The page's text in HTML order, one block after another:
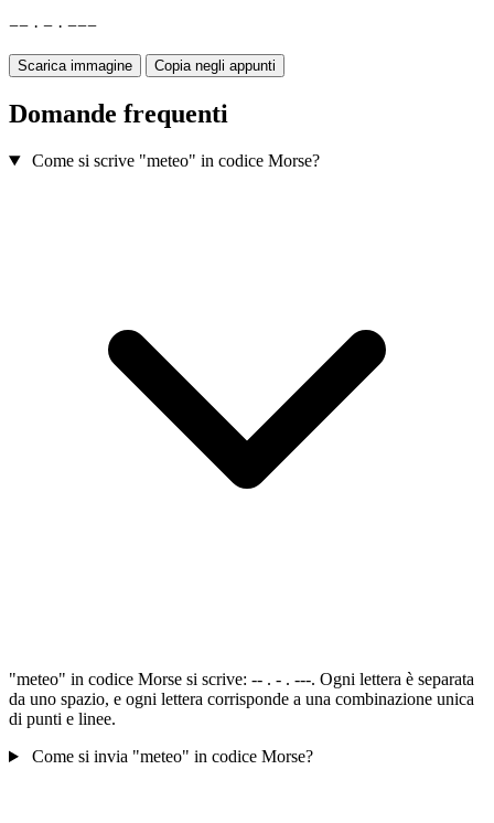
−− · − · −−−
Scarica immagine Copia negli appunti
Domande frequenti
Come si scrive "meteo" in codice Morse?
"meteo" in codice Morse si scrive: -- . - . ---. Ogni lettera è separata
da uno spazio, e ogni lettera corrisponde a una combinazione unica
di punti e linee.
Come si invia "meteo" in codice Morse?